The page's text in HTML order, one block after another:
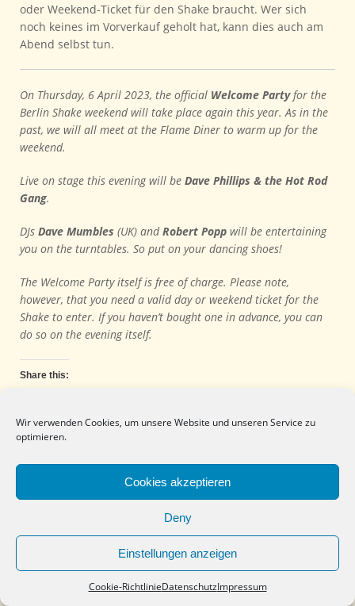
Wir verwenden Cookies, um unsere Website und unseren Service zu
optimieren.
Cookies akzeptieren
Deny
Einstellungen anzeigen
Cookie-RichtlinieDatenschutzImpressum
oder Weekend-Ticket für den Shake braucht. Wer sich
noch keines im Vorverkauf geholt hat, kann dies auch am
Abend selbst tun.
On Thursday, 6 April 2023, the official Welcome Partyfor the
Berlin Shake weekend will take place again this year. As in the
past, we will all meet at the Flame Diner to warm up for the
weekend.
Live on stage this evening will be Dave Phillips & the Hot Rod
Gang.
DJs Dave Mumbles (UK) andRobert Popp will be entertaining
you on the turntables. So put on your dancing shoes!
The Welcome Party itself is free of charge. Please note,
however, that you need a valid day or weekend ticket for the
Shake to enter. If you haven’t bought one in advance, you can
do so on the evening itself.
Share this:
Like this:
Loading...